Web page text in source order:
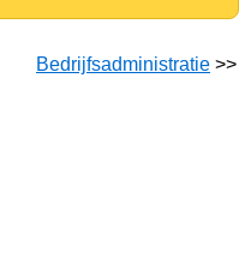
Bedrijfsadministratie >>